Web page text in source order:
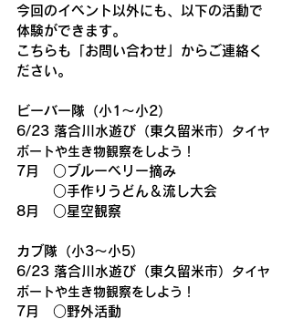
今回のイベント以外にも、以下の活動で
体験ができます。
こちらも「お問い合わせ」からご連絡く
ださい。
ビーバー隊（小1〜小2）
6/23 落合川 水 遊び（東久留米市）
タイヤ
ボートや生き物観察をしよう！
7月　○ブルーベリー摘み
○手作りうどん＆流し大会
8月　○星空観察
カブ隊（小3〜小5）
6/23 落合川水遊び（東久留米市）
タイヤ
ボートや生き物観察をしよう！
7月　○野外活動